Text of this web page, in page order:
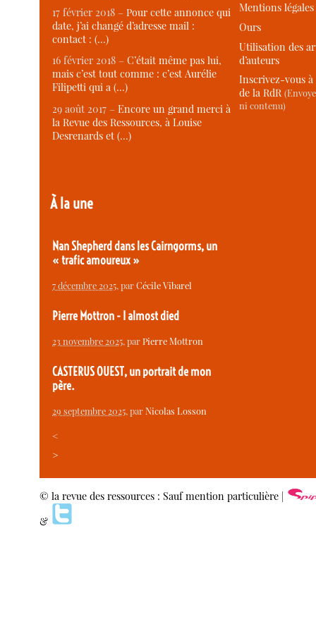
17 février 2018 –Pour cette annonce qui
date, j’ai changé d’adresse mail :
contact : (…)
16 février 2018 –C’était même pas lui,
mais c’est tout comme : c’est Aurélie
Filipetti qui a (…)
29 août 2017 –Encore un grand merci à
la Revue des Ressources, à Louise
Desrenards et (…)
À la une
Nan Shepherd dans les Cairngorms, un
« trafic amoureux »
7 décembre 2025, parCécile Vibarel
Pierre Mottron - I almost died
23 novembre 2025, parPierre Mottron
CASTERUS OUEST, un portrait de mon
père.
29 septembre 2025, parNicolas Losson
<
>
Mentions légales
Ours
Utilisation des
d’auteurs
Inscrivez-vous
de la RdR
ni contenu)
© la revue des ressources : Sauf mention particulière |
&